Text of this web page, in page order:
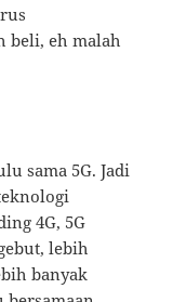
beli, eh malah
sama 5G. Jadi
4G, 5G
lebih
banyak